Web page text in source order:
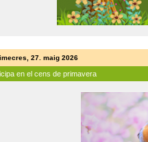
27. maig 2026
en el cens de primavera